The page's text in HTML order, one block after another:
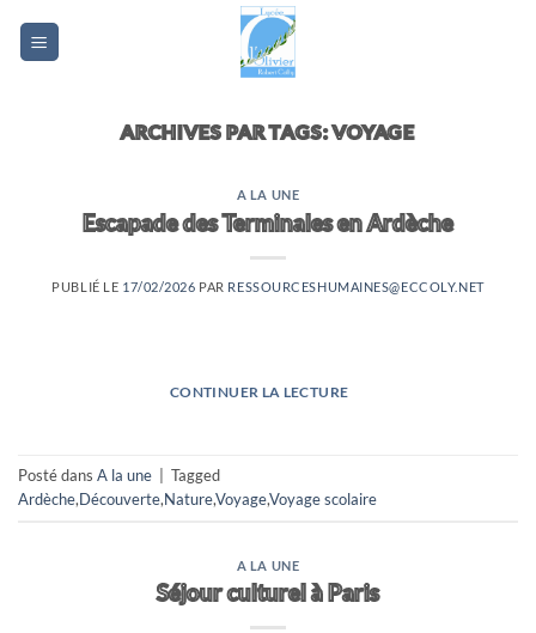
ARCHIVES PAR TAGS:VOYAGE
A LA UNE
Escapade des Terminales en Ardèche
PUBLIÉ LE 17/02/2026 PAR RESSOURCESHUMAINES@ECCOLY.NET
CONTINUER LA LECTURE
Posté dans A la une
Tagged
Ardèche,Découverte,Nature,Voyage,Voyage scolaire
A LA UNE
Séjour culturel à Paris